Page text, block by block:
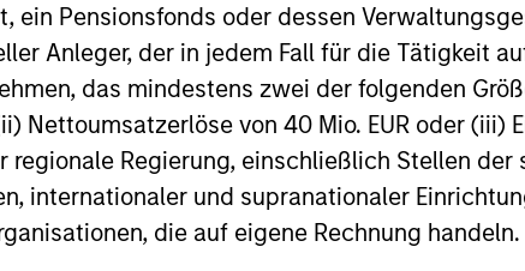
ein Pensionsfonds oder dessen
Anleger, der in jedem Fall für die Tätigkeit
das mindestens zwei der folgenden
Nettoumsatzerlöse von 40 Mio. EUR oder (iii)
regionale Regierung, einschließlich Stellen
internationaler und supranationaler
die auf eigene Rechnung handeln.